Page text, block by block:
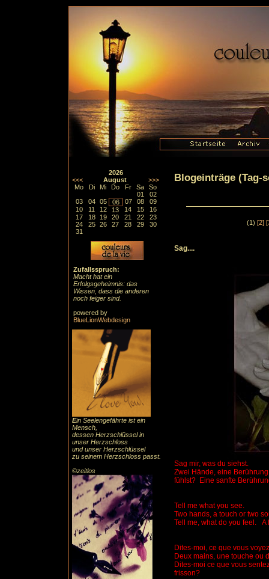
2026
<<<
August
>>>
Mo
Di Mi Do Fr Sa
So
01
02
03
04 05 06 07 08
09
10
11 12 13 14 15
16
17
18 19 20 21 22
23
24
25 26 27 28 29
30
31
Zufallsspruch:
Macht hat ein
Erfolgsgeheimnis: das
Wissen, dass die anderen
noch feiger sind.
powered by
BlueLionWebdesign
Ein Seelengefährte ist ein
Mensch,
dessen Herzschlüssel in
unser Herzschloss
und unser Herzschlüssel
zu seinem Herzschloss passt.
©zeitlos
Blogeinträge (Tag-
(1) [2]
Sag....
Sag mir, was du siehst.
Zwei Hände, eine
fühlst? Eine sanfte
Tell me what you see.
Two hands, a touch or two
Tell me, what do you feel.
A
Dites-moi, ce que vous
Deux mains, une touche ou
Dites-moi ce que vous
frisson?